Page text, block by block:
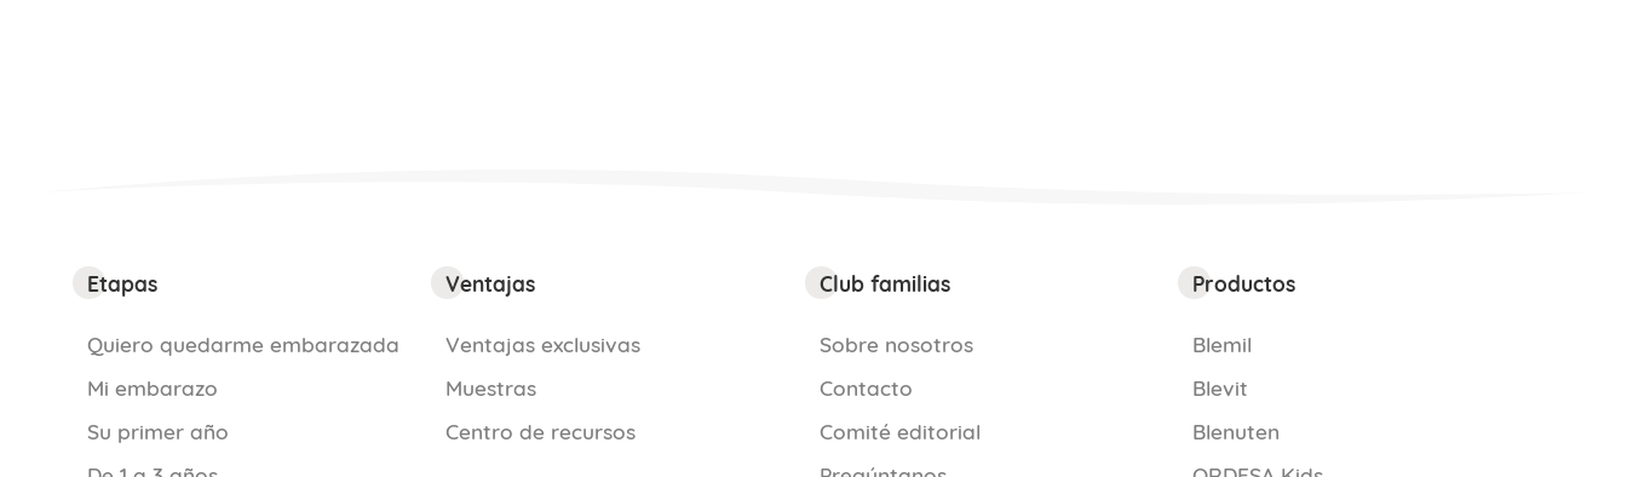
Etapas
Quiero quedarme embarazada
Mi embarazo
Su primer año
Ventajas
Ventajas exclusivas
Muestras
Centro de recursos
Club familias
Sobre nosotros
Contacto
Comité editorial
Productos
Blemil
Blevit
Blenuten